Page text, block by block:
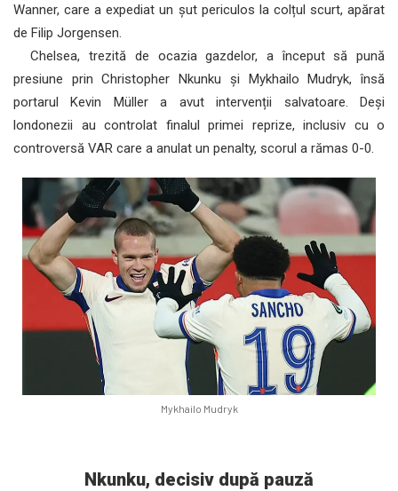
Wanner, care a expediat un șut periculos la colțul scurt, apărat
de Filip Jorgensen.
Chelsea, trezită de ocazia gazdelor, a început să pună
presiune prin Christopher Nkunku și Mykhailo Mudryk, însă
portarul Kevin Müller a avut intervenții salvatoare. Deși
londonezii au controlat finalul primei reprize, inclusiv cu o
controversă VAR care a anulat un penalty, scorul a rămas 0-0.
Mykhailo Mudryk
Nkunku, decisiv după pauză